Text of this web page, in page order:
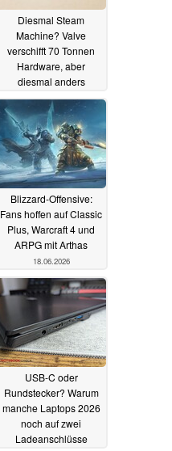
Diesmal Steam
Machine? Valve
verschifft 70 Tonnen
Hardware, aber
diesmal anders
19.06.2026
Blizzard-Offensive:
Fans hoffen auf Classic
Plus, Warcraft 4 und
ARPG mit Arthas
18.06.2026
USB-C oder
Rundstecker? Warum
manche Laptops 2026
noch auf zwei
Ladeanschlüsse